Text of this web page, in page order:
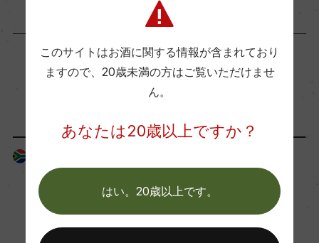
Wine Spectator 得点
醗酵・熟成
醗酵：瓶内二次醗酵/醗酵槽:ステンレスタンクで
別々に醗酵しブレンド。
熟成：瓶内二次醗酵、瓶熟:15ー18カ月
「生産者」が同じ商品
このサイトはお酒に関する情報が含まれており
ますので、 20歳未満の方はご覧いただけませ
ん。
あなたは20歳以上ですか？
はい。20歳以上です。